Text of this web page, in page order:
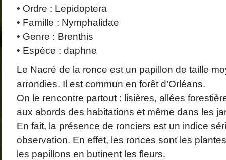
• Ordre : Lepidoptera
• Famille : Nymphalidae
• Genre : Brenthis
• Espèce : daphne
Le Nacré de la ronce est un papillon de taille
arrondies. Il est commun en forêt d’Orléans.
On le rencontre partout : lisières, allées
aux abords des habitations et même dans les
En fait, la présence de ronciers est un indice
observation. En effet, les ronces sont les
les papillons en butinent les fleurs.